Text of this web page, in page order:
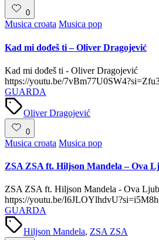
0
Posted
Musica croata Musica pop
Kad mi dođeš ti – Oliver Dragojević
Kad mi dođeš ti - Oliver Dragojević
https://youtu.be/
GUARDA
Tags:
Oliver Dragojević
0
Posted
Musica croata Musica pop
ZSA ZSA ft. Hiljson Mandela – Ova
ZSA ZSA ft. Hiljson Mandela - Ova
https://youtu.be/
GUARDA
Tags:
Hiljson Mandela, ZSA ZSA